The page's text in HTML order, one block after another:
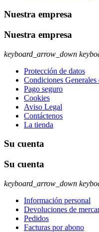
Nuestra empresa
Nuestra empresa
keyboard_arrow_down
Protección de datos
Condiciones
Pago seguro
Cookies
Aviso Legal
Contáctenos
La tienda
Su cuenta
Su cuenta
keyboard_arrow_down
Información personal
Devoluciones de
Pedidos
Facturas por abono